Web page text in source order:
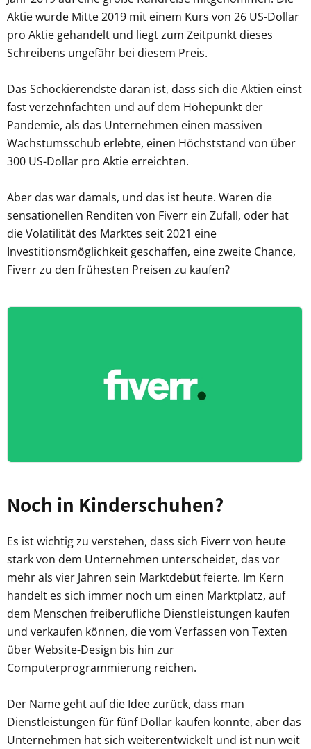
Aktie wurde Mitte 2019 mit einem Kurs von 26 US-Dollar
pro Aktie gehandelt und liegt zum Zeitpunkt dieses
Schreibens ungefähr bei diesem Preis.
Das Schockierendste daran ist, dass sich die Aktien einst
fast verzehnfachten und auf dem Höhepunkt der
Pandemie, als das Unternehmen einen massiven
Wachstumsschub erlebte, einen Höchststand von über
300 US-Dollar pro Aktie erreichten.
Aber das war damals, und das ist heute. Waren die
sensationellen Renditen von Fiverr ein Zufall, oder hat
die Volatilität des Marktes seit 2021 eine
Investitionsmöglichkeit geschaffen, eine zweite Chance,
Fiverr zu den frühesten Preisen zu kaufen?
Noch in Kinderschuhen?
Es ist wichtig zu verstehen, dass sich Fiverr von heute
stark von dem Unternehmen unterscheidet, das vor
mehr als vier Jahren sein Marktdebüt feierte. Im Kern
handelt es sich immer noch um einen Marktplatz, auf
dem Menschen freiberufliche Dienstleistungen kaufen
und verkaufen können, die vom Verfassen von Texten
über Website-Design bis hin zur
Computerprogrammierung reichen.
Der Name geht auf die Idee zurück, dass man
Dienstleistungen für fünf Dollar kaufen konnte, aber das
Unternehmen hat sich weiterentwickelt und ist nun weit